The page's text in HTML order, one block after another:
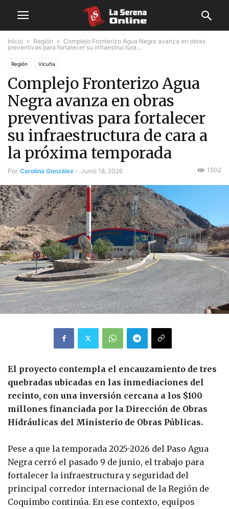
Inicio Región
Complejo Fronterizo Agua Negra avanza en obras
preventivas para fortalecer su infraestructura...
Región Vicuña
Complejo Fronterizo Agua
Negra avanza en obras
preventivas para fortalecer
su infraestructura de cara a
la próxima temporada
Por Carolina González - Junio 18, 2026 1502
El proyecto contempla el encauzamiento de tres
quebradas ubicadas en las inmediaciones del
recinto, con una inversión cercana a los $100
millones financiada por la Dirección de Obras
Hidráulicas del Ministerio de Obras Públicas.
Pese a que la temporada 2025-2026 del Paso Agua
Negra cerró el pasado 9 de junio, el trabajo para
fortalecer la infraestructura y seguridad del
principal corredor internacional de la Región de
Coquimbo continúa. En ese contexto, equipos